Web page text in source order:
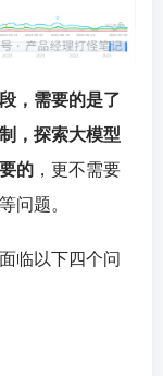
，需要的是了
，探索大模型
的 ，更不需要
问题。
临以下四个问